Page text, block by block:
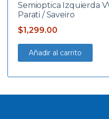
Semioptica Izquierda
Parati / Saveiro
$1,299.00
Añadir al carrito